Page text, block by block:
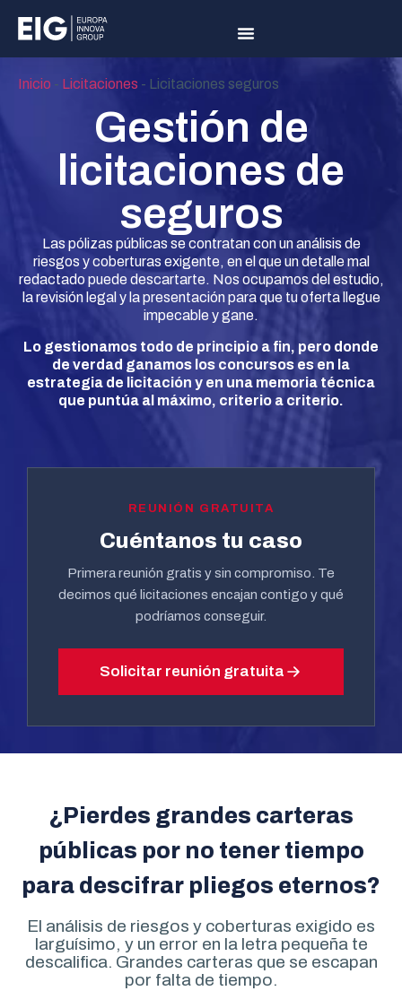
Inicio - Licitaciones - Licitaciones seguros
Gestión de
licitaciones de
seguros
Las pólizas públicas se contratan con un análisis de
riesgos y coberturas exigente, en el que un detalle mal
redactado puede descartarte. Nos ocupamos del estudio,
la revisión legal y la presentación para que tu oferta llegue
impecable y gane.
Lo gestionamos todo de principio a fin, pero donde
de verdad ganamos los concursos es en la
estrategia de licitación y en una memoria técnica
que puntúa al máximo, criterio a criterio.
REUNIÓN GRATUITA
Cuéntanos tu caso
Primera reunión gratis y sin compromiso. Te
decimos qué licitaciones encajan contigo y qué
podríamos conseguir.
Solicitar reunión gratuita
¿Pierdes grandes carteras
públicas por no tener tiempo
para descifrar pliegos eternos?
El análisis de riesgos y coberturas exigido es
larguísimo, y un error en la letra pequeña te
descalifica. Grandes carteras que se escapan
por falta de tiempo.